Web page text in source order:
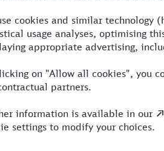
(Oder) Bahnhof
7:20